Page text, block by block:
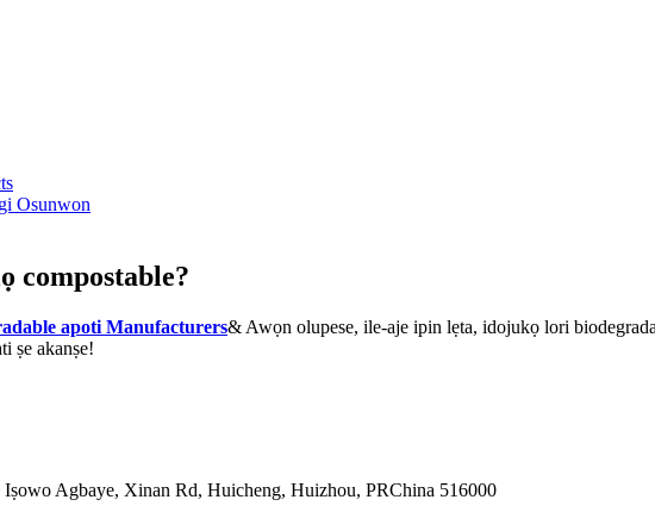
Osunwon
compostable?
apoti Manufacturers& Awọn olupese, ile-aje ipin lẹta, idojukọ lori
ṣe akanṣe!
Agbaye, Xinan Rd, Huicheng, Huizhou, PRChina 516000